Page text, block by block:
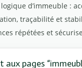
d’immeuble :
traçabilité et
répétées et
aux pages